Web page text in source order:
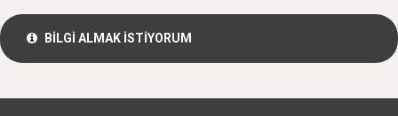
BİLGİ ALMAK İSTİYORUM